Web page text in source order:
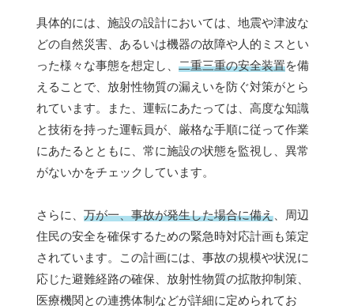
具体的には、施設の設計においては、地震や津波な
どの自然災害、あるいは機器の故障や人的ミスとい
った様々な事態を想定し、 二重三重の安全装置を備
えることで、放射性物質の漏えいを防ぐ対策がとら
れています。また、運転にあたっては、高度な知識
と技術を持った運転員が、厳格な手順に従って作業
にあたるとともに、常に施設の状態を監視し、異常
がないかをチェックしています。
さらに、 万が一、事故が発生した場合に備え 、周辺
住民の安全を確保するための緊急時対応計画も策定
されています。この計画には、事故の規模や状況に
応じた避難経路の確保、放射性物質の拡散抑制策、
医療機関との連携体制などが詳細に定められてお